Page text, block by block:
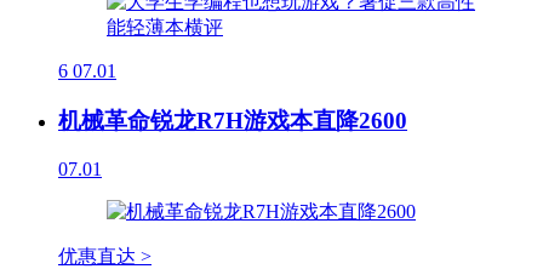
6 07.01
机械革命锐龙R7H游戏本直降2600
07.01
优惠直达 >